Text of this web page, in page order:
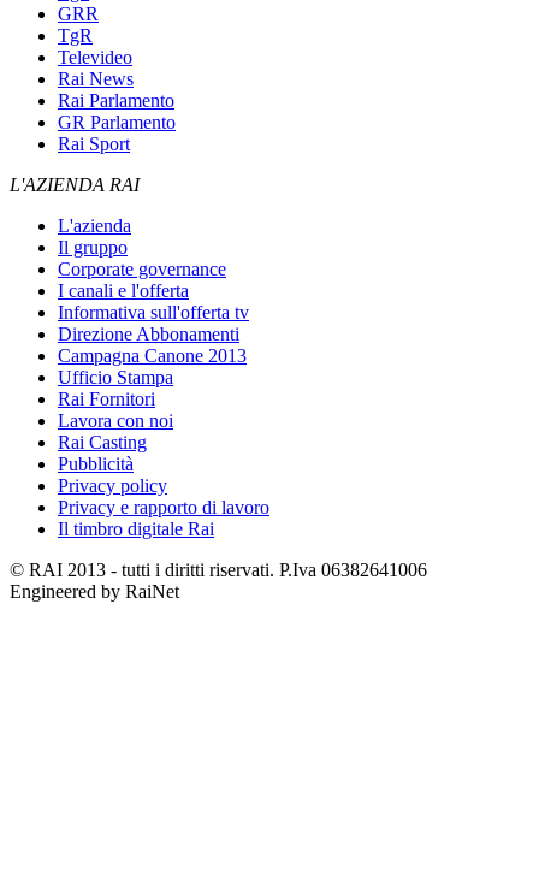
GRR
TgR
Televideo
Rai News
Rai Parlamento
GR Parlamento
Rai Sport
L'AZIENDA RAI
L'azienda
Il gruppo
Corporate governance
I canali e l'offerta
Informativa sull'offerta tv
Direzione Abbonamenti
Campagna Canone 2013
Ufficio Stampa
Rai Fornitori
Lavora con noi
Rai Casting
Pubblicità
Privacy policy
Privacy e rapporto di lavoro
Il timbro digitale Rai
© RAI 2013 - tutti i diritti riservati. P.Iva 06382641006
Engineered by RaiNet